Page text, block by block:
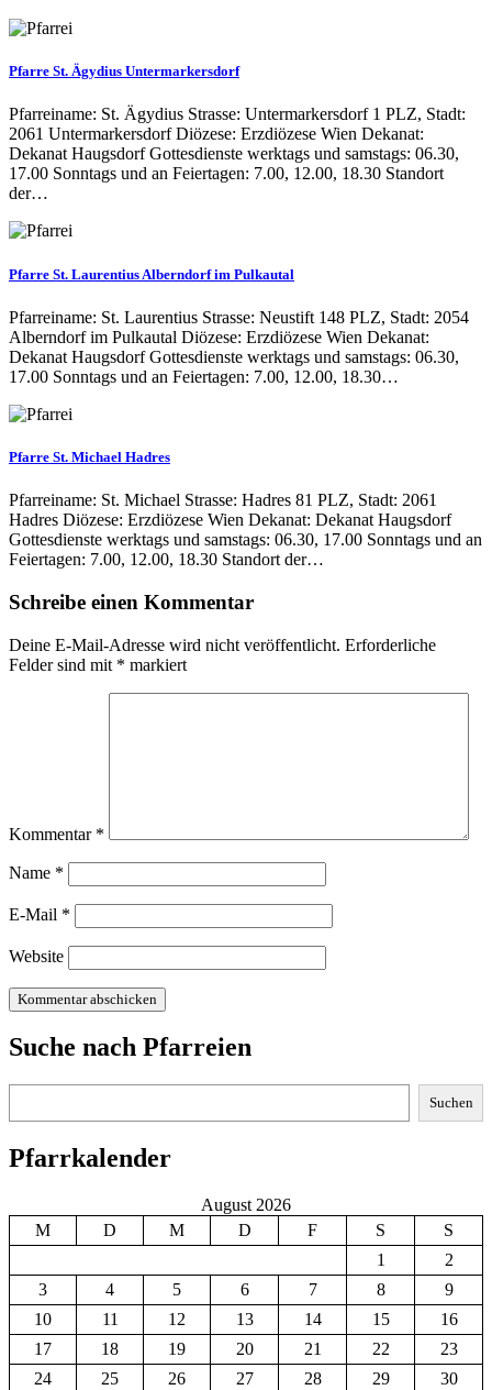
Pfarre St. Ägydius Untermarkersdorf
Pfarreiname: St. Ägydius Strasse: Untermarkersdorf 1 PLZ, Stadt:
2061 Untermarkersdorf Diözese: Erzdiözese Wien Dekanat:
Dekanat Haugsdorf Gottesdienste werktags und samstags: 06.30,
17.00 Sonntags und an Feiertagen: 7.00, 12.00, 18.30 Standort
der…
Pfarre St. Laurentius Alberndorf im Pulkautal
Pfarreiname: St. Laurentius Strasse: Neustift 148 PLZ, Stadt: 2054
Alberndorf im Pulkautal Diözese: Erzdiözese Wien Dekanat:
Dekanat Haugsdorf Gottesdienste werktags und samstags: 06.30,
17.00 Sonntags und an Feiertagen: 7.00, 12.00, 18.30…
Pfarre St. Michael Hadres
Pfarreiname: St. Michael Strasse: Hadres 81 PLZ, Stadt: 2061
Hadres Diözese: Erzdiözese Wien Dekanat: Dekanat Haugsdorf
Gottesdienste werktags und samstags: 06.30, 17.00 Sonntags und an
Feiertagen: 7.00, 12.00, 18.30 Standort der…
Schreibe einen Kommentar
Deine E-Mail-Adresse wird nicht veröffentlicht. Erforderliche
Felder sind mit * markiert
Kommentar *
Name *
E-Mail *
Website
Suche nach Pfarreien
Suchen
Pfarrkalender
August 2026
M
D M D F S
S
1
2
3
4 5 6 7 8
9
10
11 12 13 14 15
16
17
18 19 20 21 22
23
24
25 26 27 28 29
30